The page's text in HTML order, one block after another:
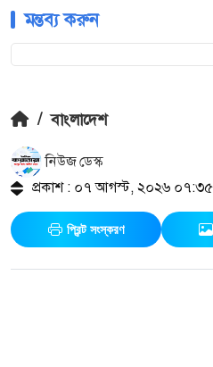
মন্তব্য করুন
/ বাংলাদেশ
নিউজ ডেস্ক
প্রকাশ : ০৭ আগস্ট, ২০২৬
প্রিন্ট সংস্করণ